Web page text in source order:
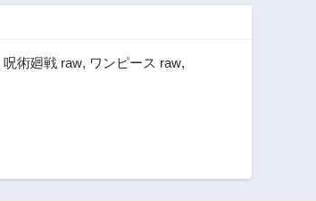
呪術廻戦 raw, ワンピース raw,